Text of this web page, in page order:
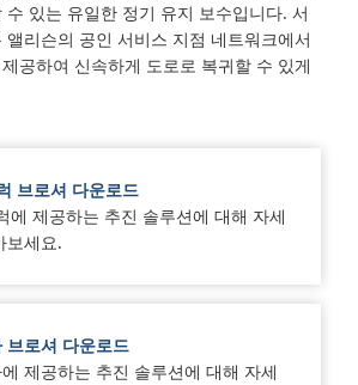
수 있는 유일한 정기 유지 보수입니다. 서
앨리슨의 공인 서비스 지점 네트워크에서
공하여 신속하게 도로로 복귀할 수 있게
Brochure
브로셔 다운로드
에 제공하는 추진 솔루션에 대해 자세
보세요.
Brochure
브로셔 다운로드
제공하는 추진 솔루션에 대해 자세